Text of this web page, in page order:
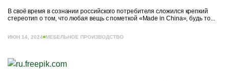
В своё время в сознании российского потребителя сложился крепкий
стереотип о том, что любая вещь с пометкой «Made in China», будь то...
ИЮН 14, 2024 МЕБЕЛЬНОЕ ПРОИЗВОДСТВО